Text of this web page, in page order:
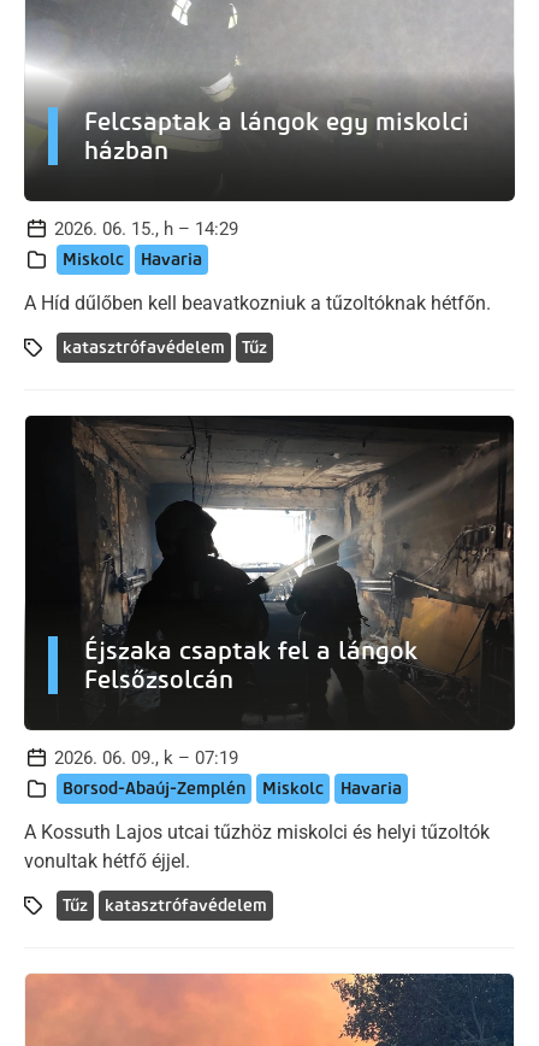
Felcsaptak a lángok egy miskolci
házban
2026. 06. 15., h – 14:29
Miskolc Havaria
A Híd dűlőben kell beavatkozniuk a tűzoltóknak hétfőn.
katasztrófavédelem Tűz
Éjszaka csaptak fel a lángok
Felsőzsolcán
2026. 06. 09., k – 07:19
Borsod-Abaúj-Zemplén Miskolc Havaria
A Kossuth Lajos utcai tűzhöz miskolci és helyi tűzoltók
vonultak hétfő éjjel.
Tűz katasztrófavédelem